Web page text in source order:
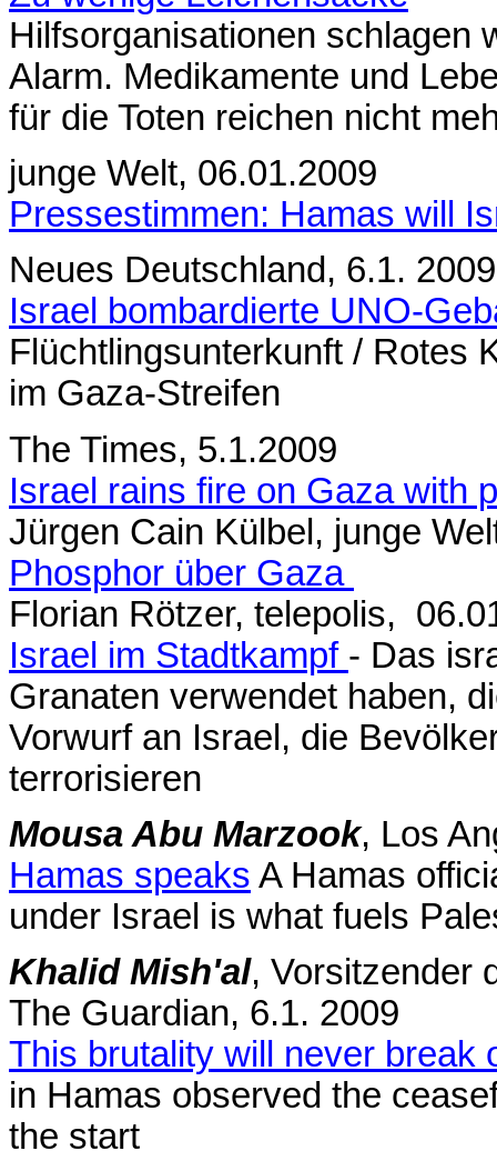
Hilfsorganisationen schlagen
Alarm. Medikamente und
für die Toten reichen nicht
junge Welt, 06.01.2009
Pressestimmen: Hamas will
Neues Deutschland, 6.1. 2009
Israel bombardierte UNO-
Flüchtlingsunterkunft / Rotes
im Gaza-Streifen
The Times, 5.1.2009
Israel rains fire on Gaza with
Jürgen Cain Külbel, junge
Phosphor über Gaza
Florian Rötzer, telepolis,
Israel im Stadtkampf - Das
Granaten verwendet haben,
Vorwurf an Israel, die
terrorisieren
Mousa Abu Marzook, Los
Hamas speaks A Hamas
under Israel is what fuels
Khalid Mish'al, Vorsitzender
The Guardian, 6.1. 2009
This brutality will never break
in Hamas observed the
the start